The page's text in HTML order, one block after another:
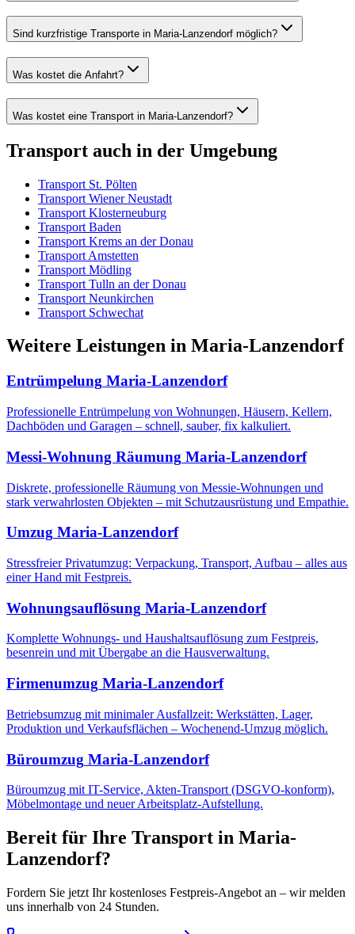
Sind kurzfristige Transporte in Maria-Lanzendorf möglich?
Was kostet die Anfahrt?
Was kostet eine Transport in Maria-Lanzendorf?
Transport auch in der Umgebung
Transport St. Pölten
Transport Wiener Neustadt
Transport Klosterneuburg
Transport Baden
Transport Krems an der Donau
Transport Amstetten
Transport Mödling
Transport Tulln an der Donau
Transport Neunkirchen
Transport Schwechat
Weitere Leistungen in Maria-Lanzendorf
Entrümpelung Maria-Lanzendorf
Professionelle Entrümpelung von Wohnungen, Häusern, Kellern,
Dachböden und Garagen – schnell, sauber, fix kalkuliert.
Messi-Wohnung Räumung Maria-Lanzendorf
Diskrete, professionelle Räumung von Messie-Wohnungen und
stark verwahrlosten Objekten – mit Schutzausrüstung und Empathie.
Umzug Maria-Lanzendorf
Stressfreier Privatumzug: Verpackung, Transport, Aufbau – alles aus
einer Hand mit Festpreis.
Wohnungsauflösung Maria-Lanzendorf
Komplette Wohnungs- und Haushaltsauflösung zum Festpreis,
besenrein und mit Übergabe an die Hausverwaltung.
Firmenumzug Maria-Lanzendorf
Betriebsumzug mit minimaler Ausfallzeit: Werkstätten, Lager,
Produktion und Verkaufsflächen – Wochenend-Umzug möglich.
Büroumzug Maria-Lanzendorf
Büroumzug mit IT-Service, Akten-Transport (DSGVO-konform),
Möbelmontage und neuer Arbeitsplatz-Aufstellung.
Bereit für Ihre Transport in Maria-
Lanzendorf?
Fordern Sie jetzt Ihr kostenloses Festpreis-Angebot an – wir melden
uns innerhalb von 24 Stunden.